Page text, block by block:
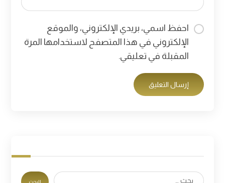
احفظ اسمي، بريدي الإلكتروني، والموقع
الإلكتروني في هذا المتصفح لاستخدامها المرة
المقبلة في تعليقي.